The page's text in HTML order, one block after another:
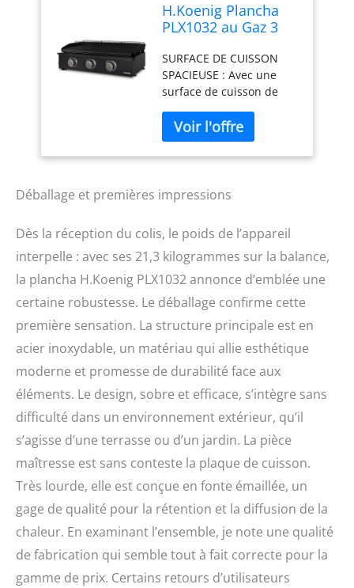
H.Koenig Plancha
PLX1032 au Gaz 3
Inoxydable, Plaque
Cuisson Fonte
Émaillée,
Alimentation Gaz
Propane ou Butane,
Répartition
Homogène de la
Température
350°C
SURFACE DE CUISSON
SPACIEUSE : Avec une
surface de cuisson de
plancha offre amplement
d'espace pour cuisiner
une variété d'aliments,
rassemblements et aux
repas en plein air.
Équipée de 3 brûleurs U
en acier inoxydable et
d'une plaque de cuisson
plancha assure une
répartition homogène de
la chaleur pour des
résultats de cuisson
uniformes à chaque
utilisation. TEMPÉRATURE
température peut être
ajustée jusqu’à 350°C,
permettant un contrôle
précis de la cuisson pour
s'adapter à différents
types d'aliments et de
recettes. FACILE À
UTILISER ET À NETTOYER
: Dotée d'un bac
récupérateur de graisses
Déballage et premières impressions
Dès la réception du colis, le poids de l’appareil
interpelle : avec ses 21,3 kilogrammes sur la balance,
la plancha H.Koenig PLX1032 annonce d’emblée une
certaine robustesse. Le déballage confirme cette
première sensation. La structure principale est en
acier inoxydable, un matériau qui allie esthétique
moderne et promesse de durabilité face aux
éléments. Le design, sobre et efficace, s’intègre sans
difficulté dans un environnement extérieur, qu’il
s’agisse d’une terrasse ou d’un jardin. La pièce
maîtresse est sans conteste la plaque de cuisson.
Très lourde, elle est conçue en fonte émaillée, un
gage de qualité pour la rétention et la diffusion de la
chaleur. En examinant l’ensemble, je note une qualité
de fabrication qui semble tout à fait correcte pour la
gamme de prix. Certains retours d’utilisateurs